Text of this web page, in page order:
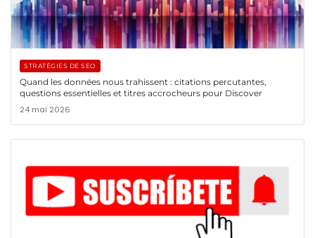
STRATÉGIES DE SEO
Quand les données nous trahissent : citations percutantes,
questions essentielles et titres accrocheurs pour Discover
24 mai 2026